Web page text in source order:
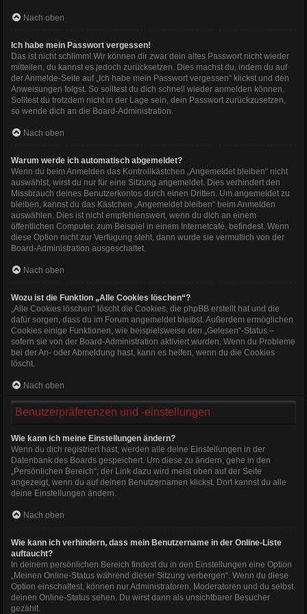
Nach oben
Ich habe mein Passwort vergessen!
Das ist nicht schlimm! Wir können dir zwar dein altes Passwort nicht wieder
mitteilen, du kannst es jedoch zurücksetzen. Dies machst du, indem du auf
der Anmelde-Seite auf „Ich habe mein Passwort vergessen“ klickst und den
Anweisungen folgst. So solltest du dich schnell wieder anmelden können.
Solltest du trotzdem nicht in der Lage sein, dein Passwort zurückzusetzen,
so wende dich an die Board-Administration.
Nach oben
Warum werde ich automatisch abgemeldet?
Wenn du beim Anmelden das Kontrollkästchen „Angemeldet bleiben“ nicht
auswählst, wirst du nur für eine Sitzung angemeldet. Dies verhindert den
Missbrauch deines Benutzerkontos durch einen Dritten. Um angemeldet zu
bleiben, kannst du das Kästchen „Angemeldet bleiben“ beim Anmelden
auswählen. Dies ist nicht empfehlenswert, wenn du dich an einem
öffentlichen Computer, zum Beispiel in einem Internetcafé, befindest. Wenn
diese Option nicht zur Verfügung steht, dann wurde sie vermutlich von der
Board-Administration ausgeschaltet.
Nach oben
Wozu ist die Funktion „Alle Cookies löschen“?
„Alle Cookies löschen“ löscht die Cookies, die phpBB erstellt hat und die
dafür sorgen, dass du im Forum angemeldet bleibst. Außerdem ermöglichen
Cookies einige Funktionen, wie beispielsweise den „Gelesen“-Status –
sofern sie von der Board-Administration aktiviert wurden. Wenn du Probleme
bei der An- oder Abmeldung hast, kann es helfen, wenn du die Cookies
löscht.
Nach oben
Benutzerpräferenzen und -einstellungen
Wie kann ich meine Einstellungen ändern?
Wenn du dich registriert hast, werden alle deine Einstellungen in der
Datenbank des Boards gespeichert. Um diese zu ändern, gehe in den
„Persönlichen Bereich“; der Link dazu wird meist oben auf der Seite
angezeigt, wenn du auf deinen Benutzernamen klickst. Dort kannst du alle
deine Einstellungen ändern.
Nach oben
Wie kann ich verhindern, dass mein Benutzername in der Online-Liste
auftaucht?
In deinem persönlichen Bereich findest du in den Einstellungen eine Option
„Meinen Online-Status während dieser Sitzung verbergen“. Wenn du diese
Option einschaltest, können nur Administratoren, Moderatoren und du selbst
deinen Online-Status sehen. Du wirst dann als unsichtbarer Besucher
gezählt.